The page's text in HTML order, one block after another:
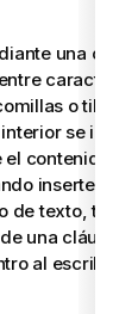
una
caracteres
o tildes
se
el contenido
inserte una
de texto,
una cláusula
al escribir la